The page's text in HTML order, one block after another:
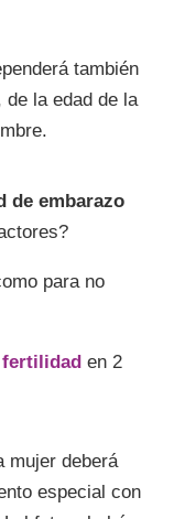
también
de la edad de la
de embarazo
para no
en 2
mujer deberá
especial con